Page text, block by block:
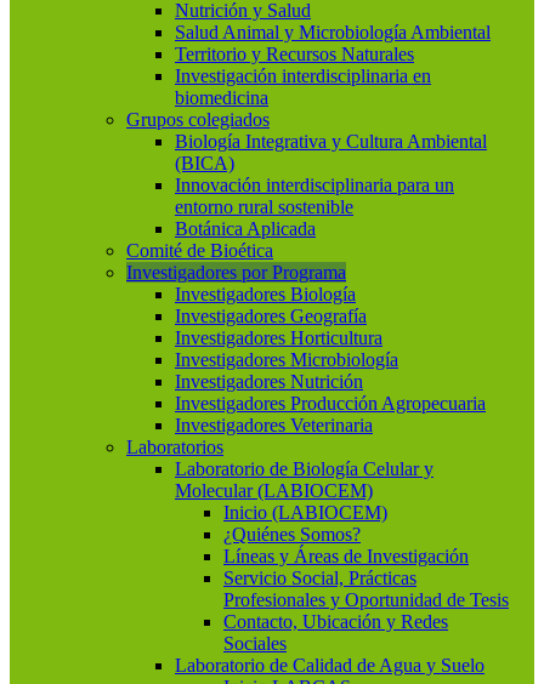
Nutrición y Salud
Salud Animal y Microbiología Ambiental
Territorio y Recursos Naturales
Investigación interdisciplinaria en
biomedicina
Grupos colegiados
Biología Integrativa y Cultura Ambiental
(BICA)
Innovación interdisciplinaria para un
entorno rural sostenible
Botánica Aplicada
Comité de Bioética
Investigadores por Programa
Investigadores Biología
Investigadores Geografía
Investigadores Horticultura
Investigadores Microbiología
Investigadores Nutrición
Investigadores Producción Agropecuaria
Investigadores Veterinaria
Laboratorios
Laboratorio de Biología Celular y
Molecular (LABIOCEM)
Inicio (LABIOCEM)
¿Quiénes Somos?
Líneas y Áreas de Investigación
Servicio Social, Prácticas
Profesionales y Oportunidad de Tesis
Contacto, Ubicación y Redes
Sociales
Laboratorio de Calidad de Agua y Suelo